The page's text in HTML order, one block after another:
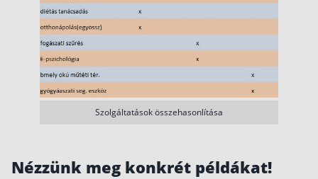
Szolgáltatások összehasonlítása
Nézzünk meg konkrét példákat!